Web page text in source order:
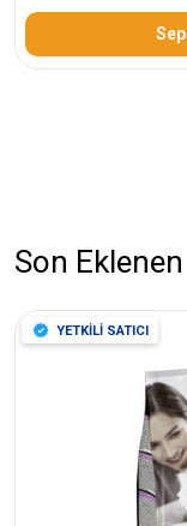
Son
YETKİLİ SATICI